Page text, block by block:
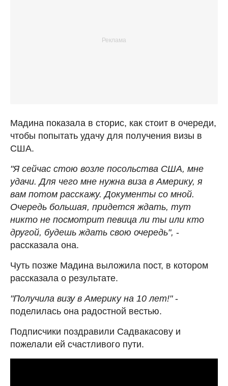
Мадина показала в сторис, как стоит в очереди,
чтобы попытать удачу для получения визы в
США.
"Я сейчас стою возле посольства США, мне
удачи. Для чего мне нужна виза в Америку, я
вам потом расскажу. Документы со мной.
Очередь большая, придется ждать, тут
никто не посмотрит певица ли ты или кто
другой, будешь ждать свою очередь", -
рассказала она.
Чуть позже Мадина выложила пост, в котором
рассказала о результате.
"Получила визу в Америку на 10 лет!" -
поделилась она радостной вестью.
Подписчики поздравили Садвакасову и
пожелали ей счастливого пути.